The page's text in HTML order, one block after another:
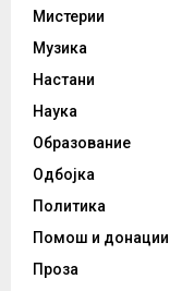
Мистерии
Музика
Настани
Наука
Образование
Одбојка
Политика
Помош и донации
Проза